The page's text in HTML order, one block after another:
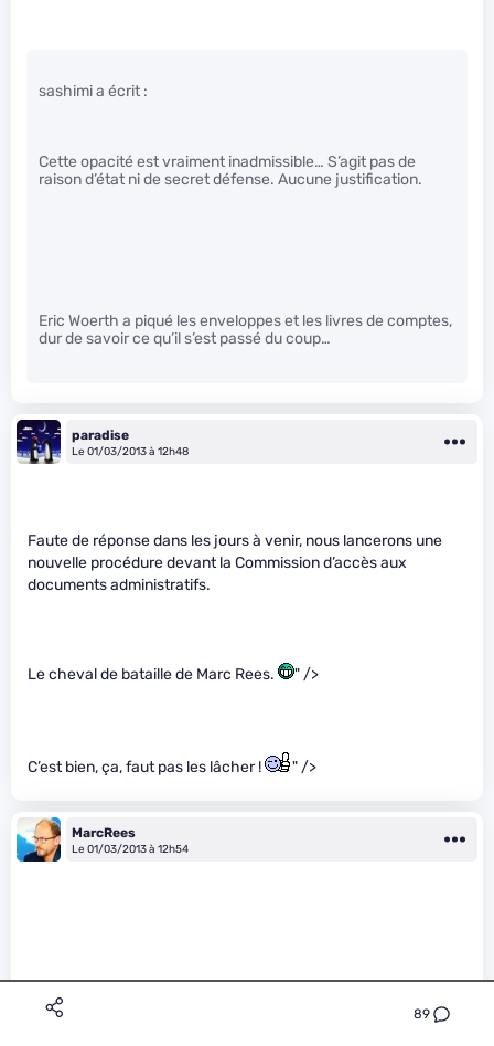
89
sashimi a écrit :
Cette opacité est vraiment inadmissible… S’agit pas de
raison d’état ni de secret défense. Aucune justification.
Eric Woerth a piqué les enveloppes et les livres de comptes,
dur de savoir ce qu’il s’est passé du coup…
paradise
Le 01/03/2013 à 12h48
Faute de réponse dans les jours à venir, nous lancerons une
nouvelle procédure devant la Commission d’accès aux
documents administratifs.
Le cheval de bataille de Marc Rees. " />
C’est bien, ça, faut pas les lâcher ! " />
MarcRees
Le 01/03/2013 à 12h54